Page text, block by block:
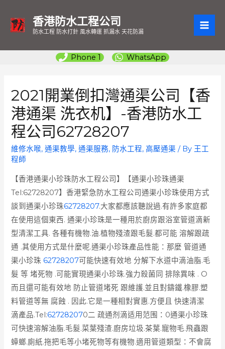
香港防水工程公司
防水工程 防水打針 風水轉運 抓漏水 天花防漏
Phone 1 WhatsApp
2021開業倒扣灣通渠公司【香
港通渠 洗衣机】-香港防水工
程公司62728207
維修水喉,通渠教學,通渠服務, 防水工程,高壓通渠 / By 王工
程師
【香港通渠小珍珠防水工程公司】【通渠小珍珠通渠
Tel:62728207】香港緊急防水工程公司通渠小珍珠使用方式
談到通渠小珍珠62728207.大家都應該聽說過.有許多家庭都
在使用這個東西. 通渠小珍珠是一種用於廚房跟浴室管道滴新
型清潔工具. 各種有機物.油.植物殘渣跟毛髮.都可能 溶解跟疏
通 .其使用方式是什麼呢.通渠小珍珠產品性能：那麼 管道通
渠小珍珠 62728207可能快速有效地 分解下水道中滴油脂.毛
髮 等 堵死物 .可能實現通渠小珍珠.強力殺菌同 排除異味 . O
而且還可能有效地 防止管道堵死 跟維護.並且對鑄鐵.橡膠.塑
料管道等無 腐蝕 . 因此.它是一種相對實惠.方便且 快速清潔
滴產品.Tel:627282070二 疏通剂滴适用范围：0通渠小珍珠
可快速溶解油脂.毛髮.菜葉殘渣.廚房垃圾.茶葉.寵物毛.飛蟲跟
蟑螂.廁紙.拖把毛等小堵死物等有機物.適用管道類型：不會腐